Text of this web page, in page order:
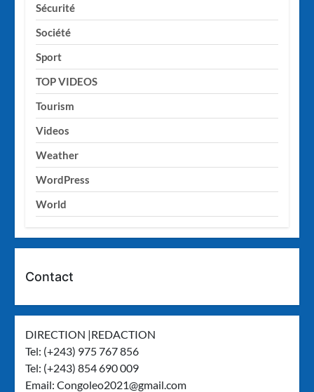
Sécurité
Société
Sport
TOP VIDEOS
Tourism
Videos
Weather
WordPress
World
Contact
DIRECTION |REDACTION
Tel: (+243) 975 767 856
Tel: (+243) 854 690 009
Email:Congoleo2021@gmail.com